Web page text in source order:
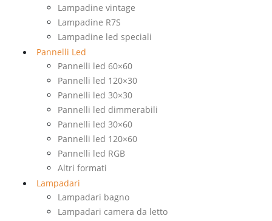
Lampadine vintage
Lampadine R7S
Lampadine led speciali
Pannelli Led
Pannelli led 60×60
Pannelli led 120×30
Pannelli led 30×30
Pannelli led dimmerabili
Pannelli led 30×60
Pannelli led 120×60
Pannelli led RGB
Altri formati
Lampadari
Lampadari bagno
Lampadari camera da letto